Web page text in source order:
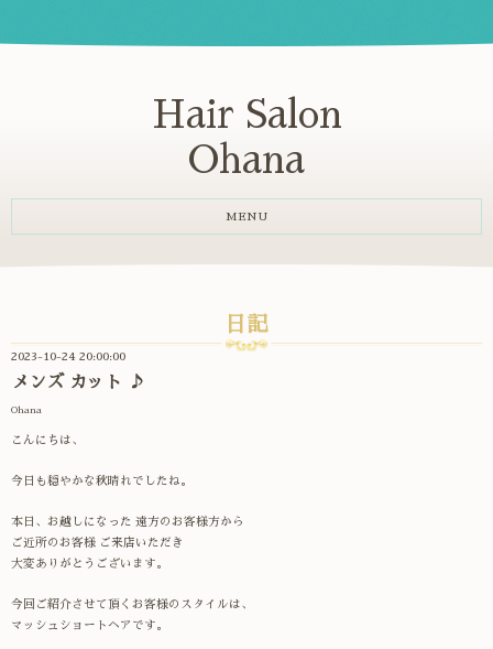
Hair Salon
Ohana
MENU
日記
2023-10-24 20:00:00
メンズ カット ♪
Ohana
こんにちは、
今日も穏やかな秋晴れでしたね。
本日、お越しになった 遠方のお客様方から
ご近所のお客様 ご来店いただき
大変ありがとうございます。
今回ご紹介させて頂くお客様のスタイルは、
マッシュショートヘアです。